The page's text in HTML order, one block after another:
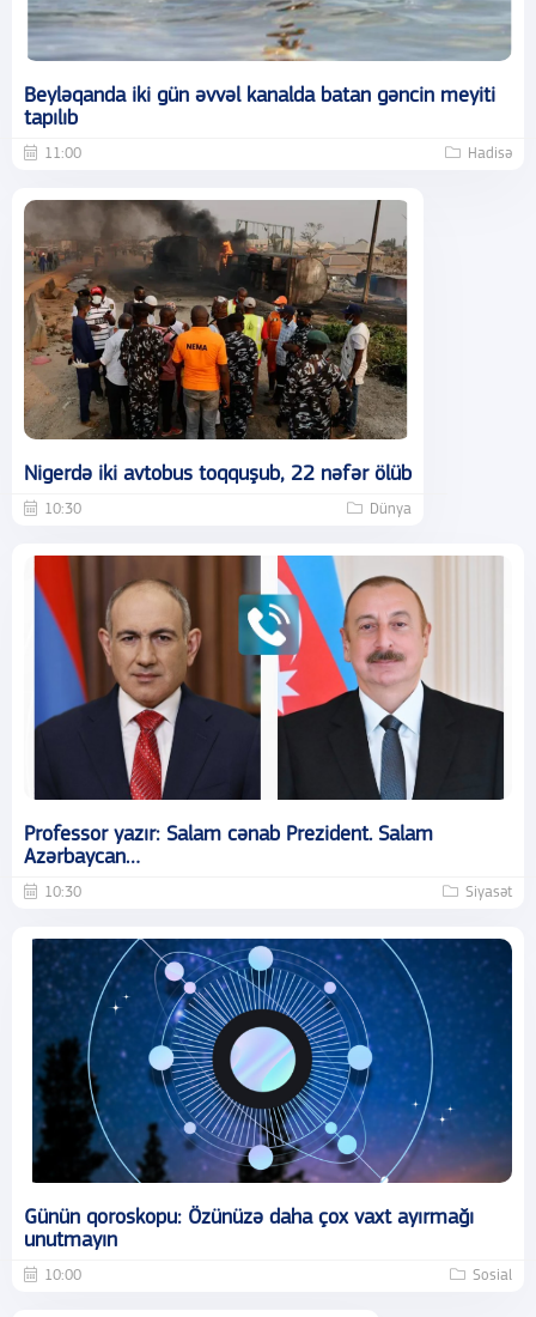
Beyləqanda iki gün əvvəl kanalda batan gəncin meyiti
tapılıb
11:00 Hadisə
Nigerdə iki avtobus toqquşub, 22 nəfər ölüb
10:30 Dünya
Professor yazır: Salam cənab Prezident. Salam
Azərbaycan…
10:30 Siyasət
Günün qoroskopu: Özünüzə daha çox vaxt ayırmağı
unutmayın
10:00 Sosial